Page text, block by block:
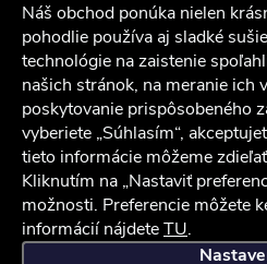
Náš obchod ponúka nielen
pohodlie používa aj sladké
technológie na zaistenie
našich stránok, na meranie ich
poskytovanie prispôsobeného
vyberiete „Súhlasím“,
tieto informácie môžeme
Kliknutím na „Nastaviť
možnosti. Preferencie môžete
informácií nájdeteTU.
Sledovať na
Služby zákazníkom
iocel.sk Obchodné podmienky